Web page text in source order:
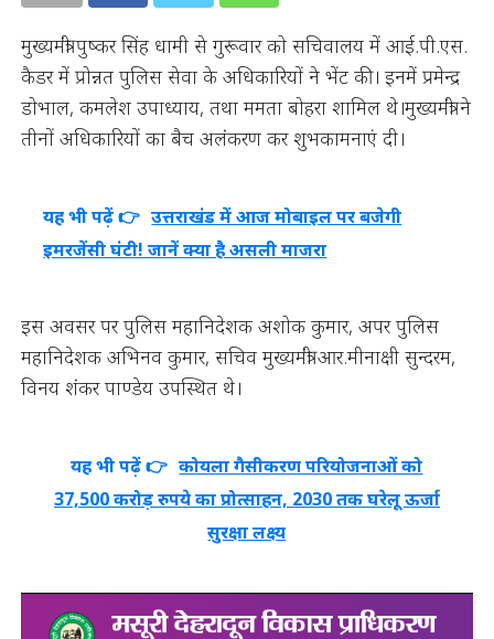
मुख्यमंत्री पुष्कर सिंह धामी से गुरूवार को सचिवालय में आई.पी.एस.
कैडर में प्रोन्नत पुलिस सेवा के अधिकारियों ने भेंट की। इनमें प्रमेन्द्र
डोभाल, कमलेश उपाध्याय, तथा ममता बोहरा शामिल थे।मुख्यमंत्री ने
तीनों अधिकारियों का बैच अलंकरण कर शुभकामनाएं दी।
यह भी पढ़ें 👉 उत्तराखंड में आज मोबाइल पर बजेगी
इमरजेंसी घंटी! जानें क्या है असली माजरा
इस अवसर पर पुलिस महानिदेशक अशोक कुमार, अपर पुलिस
महानिदेशक अभिनव कुमार, सचिव मुख्यमंत्री आर.मीनाक्षी सुन्दरम,
विनय शंकर पाण्डेय उपस्थित थे।
यह भी पढ़ें 👉 कोयला गैसीकरण परियोजनाओं को
37,500 करोड़ रुपये का प्रोत्साहन, 2030 तक घरेलू ऊर्जा
सुरक्षा लक्ष्य